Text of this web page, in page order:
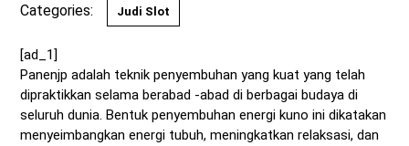
Categories: Judi Slot
[ad_1]
Panenjp adalah teknik penyembuhan yang kuat yang telah
dipraktikkan selama berabad -abad di berbagai budaya di
seluruh dunia. Bentuk penyembuhan energi kuno ini dikatakan
menyeimbangkan energi tubuh, meningkatkan relaksasi, dan